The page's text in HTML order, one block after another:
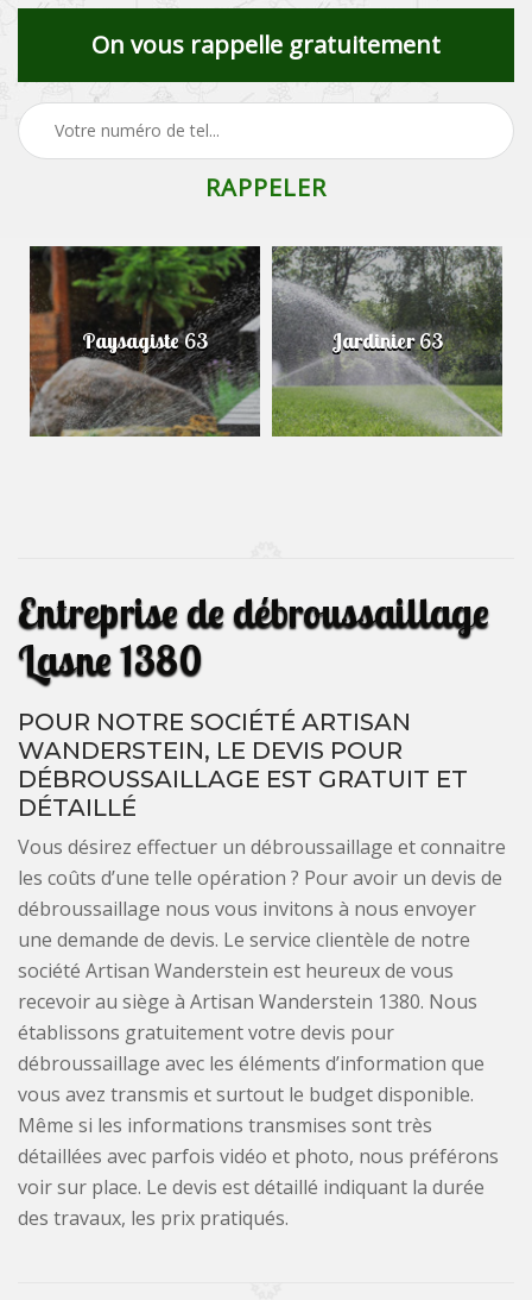
On vous rappelle gratuitement
Paysagiste 63 Jardinier 63
Entreprise de débroussaillage
Lasne 1380
POUR NOTRE SOCIÉTÉ ARTISAN
WANDERSTEIN, LE DEVIS POUR
DÉBROUSSAILLAGE EST GRATUIT ET
DÉTAILLÉ
Vous désirez effectuer un débroussaillage et connaitre
les coûts d’une telle opération ? Pour avoir un devis de
débroussaillage nous vous invitons à nous envoyer
une demande de devis. Le service clientèle de notre
société Artisan Wanderstein est heureux de vous
recevoir au siège à Artisan Wanderstein 1380. Nous
établissons gratuitement votre devis pour
débroussaillage avec les éléments d’information que
vous avez transmis et surtout le budget disponible.
Même si les informations transmises sont très
détaillées avec parfois vidéo et photo, nous préférons
voir sur place. Le devis est détaillé indiquant la durée
des travaux, les prix pratiqués.